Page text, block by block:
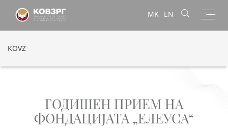
MK EN
KOVZ
ГОДИШЕН ПРИЕМ НА
ФОНДАЦИЈАТА „ЕЛЕУСА“